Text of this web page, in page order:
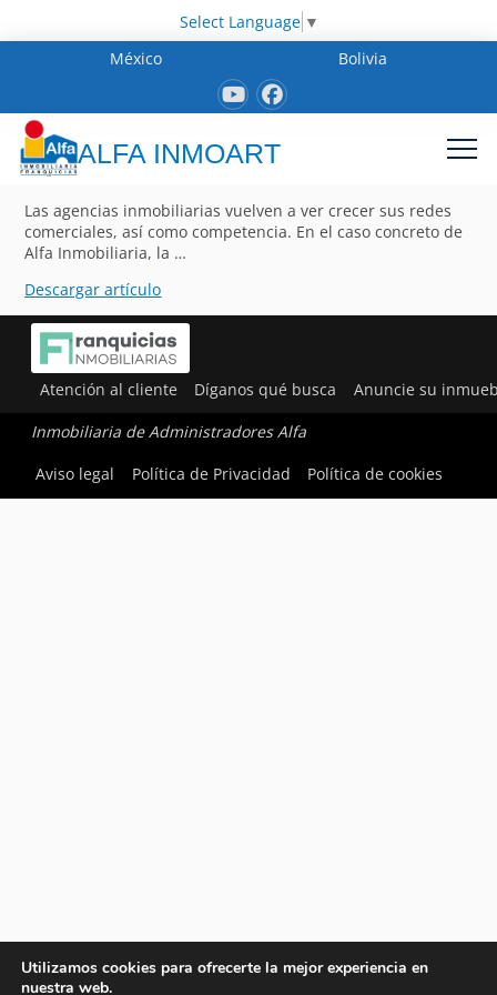
Select Language ▼
México
Bolivia
ALFA INMOART
Las agencias inmobiliarias vuelven a ver crecer sus redes
comerciales, así como competencia. En el caso concreto de
Alfa Inmobiliaria, la …
Descargar artículo
Atención al cliente Díganos qué busca Anuncie su
Inmobiliaria de Administradores Alfa
Aviso legal
Política de Privacidad Política de cookies
Utilizamos cookies para ofrecerte la mejor experiencia en
nuestra web.